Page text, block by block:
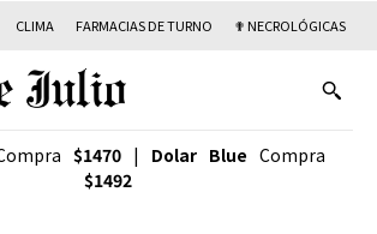
CLIMA FARMACIAS DE TURNO ✟ NECROLÓGICAS
$1470 | Dolar Blue Compra
$1492